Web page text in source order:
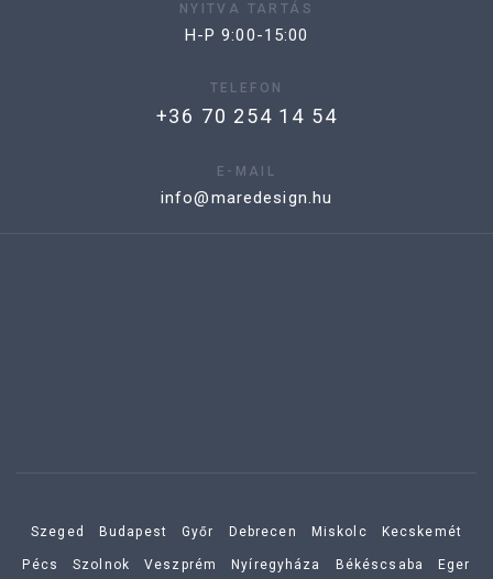
NYITVA TARTÁS
H-P 9:00-15:00
TELEFON
+36 70 254 14 54
E-MAIL
info@maredesign.hu
Szeged Budapest Győr Debrecen Miskolc Kecskemét
Pécs Szolnok Veszprém Nyíregyháza Békéscsaba Eger